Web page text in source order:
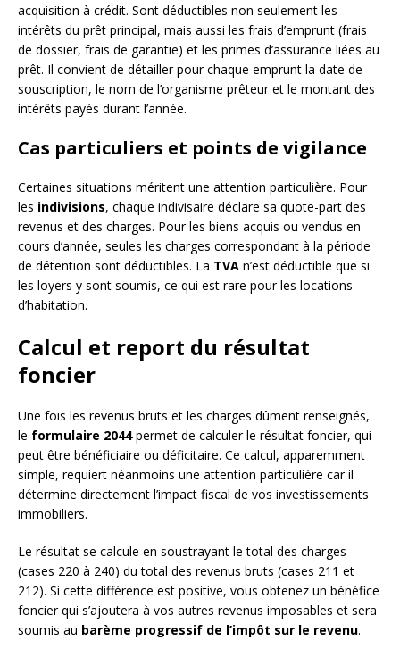
acquisition à crédit. Sont déductibles non seulement les
intérêts du prêt principal, mais aussi les frais d’emprunt (frais
de dossier, frais de garantie) et les primes d’assurance liées au
prêt. Il convient de détailler pour chaque emprunt la date de
souscription, le nom de l’organisme prêteur et le montant des
intérêts payés durant l’année.
Cas particuliers et points de vigilance
Certaines situations méritent une attention particulière. Pour
les indivisions, chaque indivisaire déclare sa quote-part des
revenus et des charges. Pour les biens acquis ou vendus en
cours d’année, seules les charges correspondant à la période
de détention sont déductibles. La TVA n’est déductible que si
les loyers y sont soumis, ce qui est rare pour les locations
d’habitation.
Calcul et report du résultat
foncier
Une fois les revenus bruts et les charges dûment renseignés,
le formulaire 2044permet de calculer le résultat foncier, qui
peut être bénéficiaire ou déficitaire. Ce calcul, apparemment
simple, requiert néanmoins une attention particulière car il
détermine directement l’impact fiscal de vos investissements
immobiliers.
Le résultat se calcule en soustrayant le total des charges
(cases 220 à 240) du total des revenus bruts (cases 211 et
212). Si cette différence est positive, vous obtenez un bénéfice
foncier qui s’ajoutera à vos autres revenus imposables et sera
soumis au barème progressif de l’impôt sur le revenu.